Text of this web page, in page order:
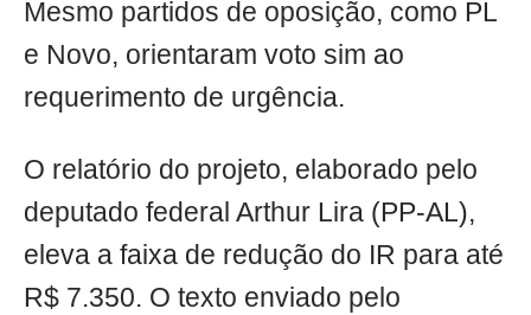
Mesmo partidos de oposição, como PL
e Novo, orientaram voto sim ao
requerimento de urgência.
O relatório do projeto, elaborado pelo
deputado federal Arthur Lira (PP-AL),
eleva a faixa de redução do IR para até
R$ 7.350. O texto enviado pelo